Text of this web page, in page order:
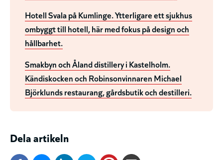
Hotell Svala på Kumlinge. Ytterligare ett sjukhus
ombyggt till hotell, här med fokus på design och
hållbarhet.
Smakbyn och Åland distillery i Kastelholm.
Kändiskocken och Robinsonvinnaren Michael
Björklunds restaurang, gårdsbutik och destilleri.
Dela artikeln